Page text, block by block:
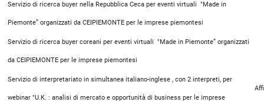
Servizio di ricerca buyer nella Repubblica Ceca per eventi virtuali "Made in
Piemonte” organizzati da CEIPIEMONTE per le imprese piemontesi
Servizio di ricerca buyer coreani per eventi virtuali "Made in Piemonte” organizzati
da CEIPIEMONTE per le imprese piemontesi
Servizio di interpretariato in simultanea italiano-inglese , con 2 interpreti, per
webinar "U.K. : analisi di mercato e opportunità di business per le imprese